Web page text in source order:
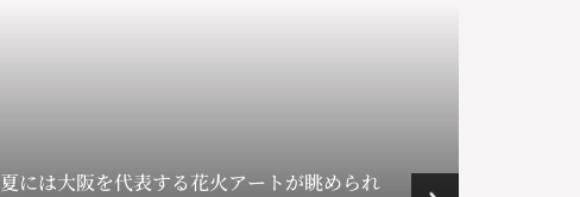
夏には大阪を代表する花火アートが眺められ